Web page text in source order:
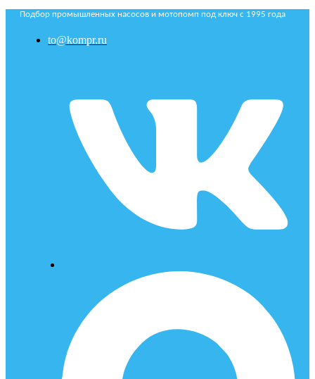
Подбор промышленных насосов и мотопомп под ключ с 1995 года
to@kompr.ru